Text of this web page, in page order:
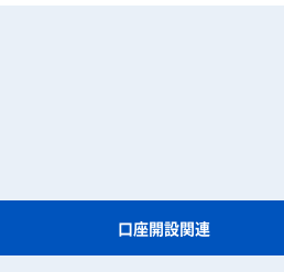
口座開設関連